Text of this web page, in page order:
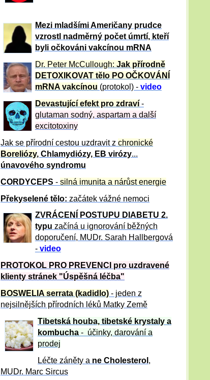
Mezi mladšími Američany prudce
vzrostl nadměrný počet úmrtí, kteří
byli očkováni vakcínou mRNA
Dr. Peter McCullough: Jak přírodně
DETOXIKOVAT tělo PO OČKOVÁNÍ
mRNA vakcínou (protokol) - video
Devastující efekt pro zdraví-
glutaman sodný, aspartam a další
excitotoxiny
Jak se přírodní cestou uzdravit z chronické
Boreliózy, Chlamydiózy, EB virózy...
únavového syndromu
CORDYCEPS - silná imunita a nárůst energie
Překyselené tělo: začátek vážné nemoci
ZVRÁCE NÍ POSTUPU DIABETU 2.
typu začíná u ignorování běžných
doporučení, MUDr. Sarah Hallbergová
- video
PROTOKOL PRO PREVENCI pro uzdravené
klienty stránek "Úspěšná léčba"
BOSWELIA serrata (kadidlo) - jeden z
nejsilnějších přírodních léků Matky Země
Tibetská houba, tibetské krystaly a
kombucha - účinky, darování a
prodej
Léčte záněty a ne Cholesterol ,
MUDr. Marc Sircus